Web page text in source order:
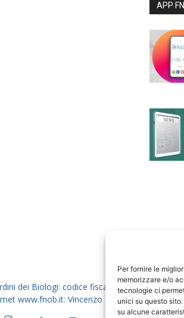
Per fornire le
memorizzare e/o
tecnologie ci
unici su questo
su alcune
dei
APP
dei Biologi: codice fiscale 80069130583
www.fnob.it: Vincenzo D'Anna